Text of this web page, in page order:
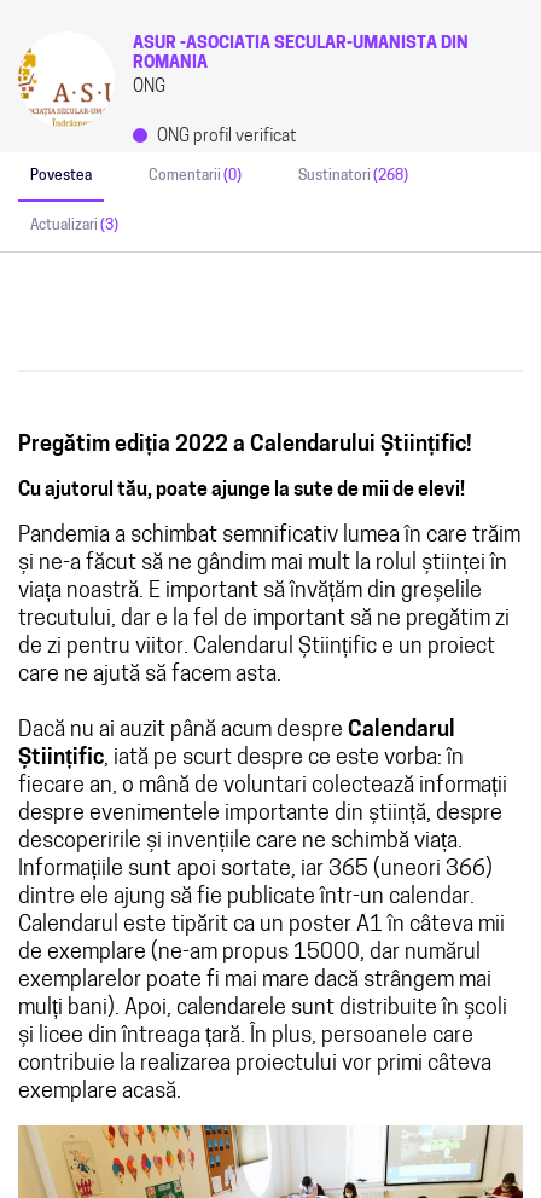
ASUR -ASOCIATIA SECULAR-UMANISTA DIN
ROMANIA
ONG
ONG profil verificat
Povestea Comentarii (0) Sustinatori (268)
Actualizari (3)
Pregătim ediția 2022 a Calendarului Științific!
Cu ajutorul tău, poate ajunge la sute de mii de elevi!
Pandemia a schimbat semnificativ lumea în care trăim
și ne-a făcut să ne gândim mai mult la rolul științei în
viața noastră. E important să învățăm din greșelile
trecutului, dar e la fel de important să ne pregătim zi
de zi pentru viitor. Calendarul Științific e un proiect
care ne ajută să facem asta.
Dacă nu ai auzit până acum despre Calendarul
Științific, iată pe scurt despre ce este vorba: în
fiecare an, o mână de voluntari colectează informații
despre evenimentele importante din știință, despre
descoperirile și invențiile care ne schimbă viața.
Informațiile sunt apoi sortate, iar 365 (uneori 366)
dintre ele ajung să fie publicate într-un calendar.
Calendarul este tipărit ca un poster A1 în câteva mii
de exemplare (ne-am propus 15000, dar numărul
exemplarelor poate fi mai mare dacă strângem mai
mulți bani). Apoi, calendarele sunt distribuite în școli
și licee din întreaga țară. În plus, persoanele care
contribuie la realizarea proiectului vor primi câteva
exemplare acasă.